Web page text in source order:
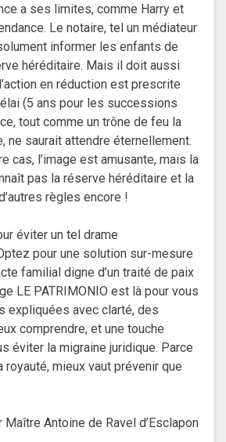
a ses limites, comme Harry et
Le notaire, tel un médiateur
informer les enfants de
héréditaire. Mais il doit aussi
en réduction est prescrite
(5 ans pour les successions
tout comme un trône de feu la
ne saurait attendre éternellement.
cas, l’image est amusante, mais la
pas la réserve héréditaire et la
règles encore !
éviter un tel drame
pour une solution sur-mesure
familial digne d’un traité de paix
LE PATRIMONIO est là pour vous
expliquées avec clarté, des
comprendre, et une touche
éviter la migraine juridique. Parce
royauté, mieux vaut prévenir que
Maître Antoine de Ravel d’Esclapon